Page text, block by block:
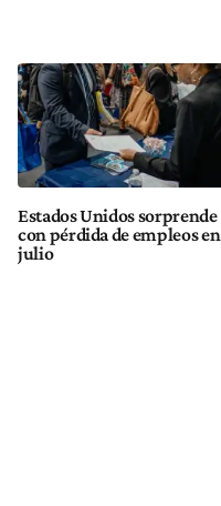
Estados Unidos sorprende
con pérdida de empleos en
julio